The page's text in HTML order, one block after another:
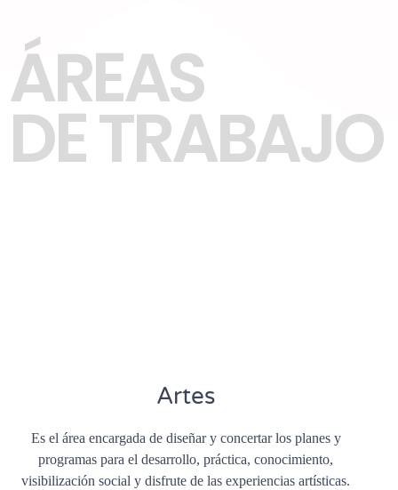
ÁREAS
DE TRABAJO
Artes
Es el área encargada de diseñar y concertar los planes y
programas para el desarrollo, práctica, conocimiento,
visibilización social y disfrute de las experiencias artísticas.